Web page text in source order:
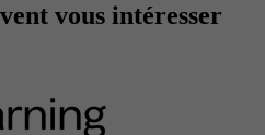
vous intéresser